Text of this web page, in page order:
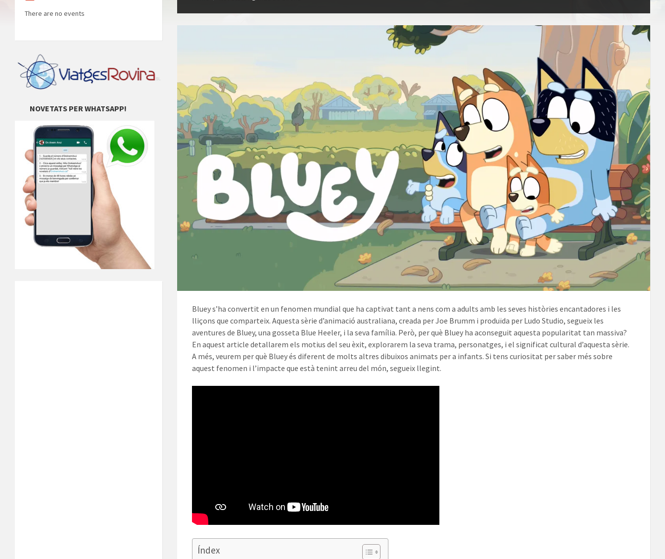
Bluey s’ha convertit en un fenomen mundial que ha captivat tant a nens com a adults amb les seves històries encantadores i les
lliçons que comparteix. Aquesta sèrie d’animació australiana, creada per Joe Brumm i produïda per Ludo Studio, segueix les
aventures de Bluey, una gosseta Blue Heeler, i la seva família. Però, per què Bluey ha aconseguit aquesta popularitat tan massiva?
En aquest article detallarem els motius del seu èxit, explorarem la seva trama, personatges, i el significat cultural d’aquesta sèrie.
A més, veurem per què Bluey és diferent de molts altres dibuixos animats per a infants. Si tens curiositat per saber més sobre
aquest fenomen i l’impacte que està tenint arreu del món, segueix llegint.
Índex
There are no events
NOVETATS PER WHATSAPP!